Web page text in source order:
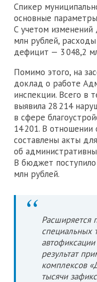
Спикер
основные
С учетом изменений
млн рублей,
дефицит — 3 048,2
Помимо этого, на
доклад о работе
инспекции. Всего в
выявила 28 214
в сфере
14 201. В отношении
составлены акты
об
В бюджет
млн рублей.
Расширяется
специальных
результат
комплексов
тысячи